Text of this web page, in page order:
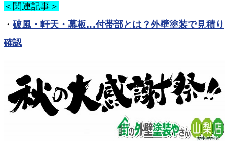
＜関連記事＞
・破風・軒天・幕板…付帯部とは？外壁塗装で見積り
確認